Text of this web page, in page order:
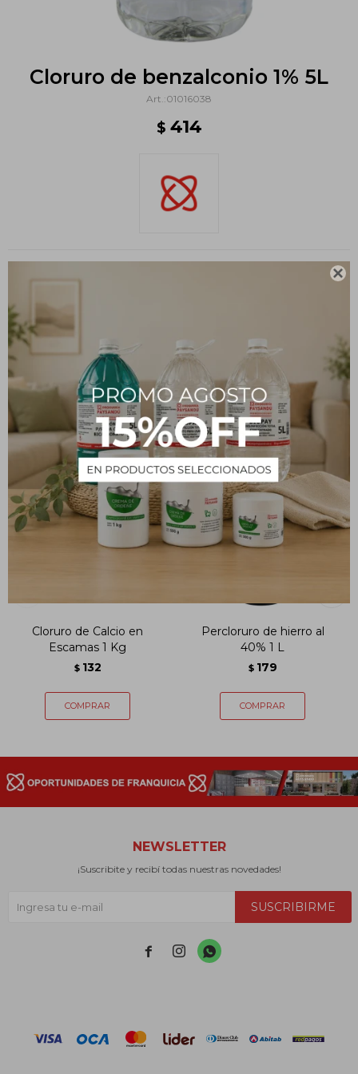

Cloruro de benzalconio 1% 5L
01016038
$ 414
Volumen
PRODUCTOS QUE TE PUEDEN INTERESAR
Cloruro de Calcio en
Escamas 1 Kg
$ 132
Percloruro de hierro al
40% 1 L
$ 179
NEWSLETTER
¡Suscribite y recibí todas nuestras novedades!
SUSCRIBIRME
  